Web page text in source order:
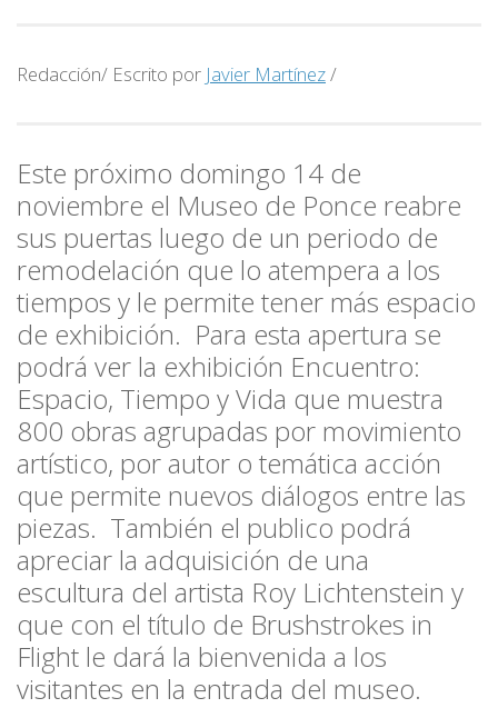
Redacción/ Escrito por Javier Martínez/
Este próximo domingo 14 de
noviembre el Museo de Ponce reabre
sus puertas luego de un periodo de
remodelación que lo atempera a los
tiempos y le permite tener más espacio
de exhibición. Para esta apertura se
podrá ver la exhibición Encuentro:
Espacio, Tiempo y Vida que muestra
800 obras agrupadas por movimiento
artístico, por autor o temática acción
que permite nuevos diálogos entre las
piezas. También el publico podrá
apreciar la adquisición de una
escultura del artista Roy Lichtenstein y
que con el título de Brushstrokes in
Flight le dará la bienvenida a los
visitantes en la entrada del museo.